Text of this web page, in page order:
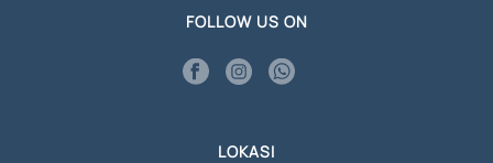
FOLLOW US ON
LOKASI